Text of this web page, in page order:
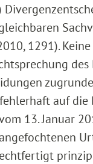
1291).
auf
13. Januar